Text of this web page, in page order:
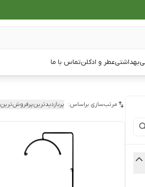
بهداشتیعطر و ادکلنتماس با ما
مرتب‌سازی براساس: پربازدیدترینپرفروش‌ترین